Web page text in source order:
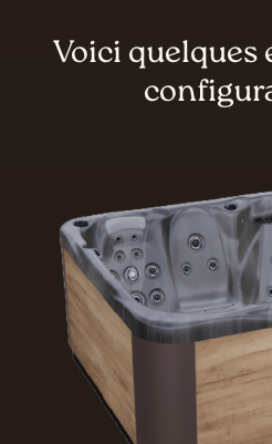
Voici quelques